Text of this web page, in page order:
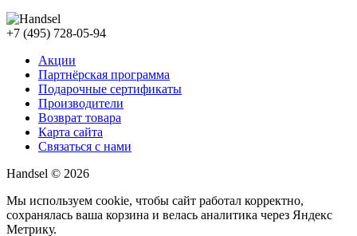
+7 (495) 728-05-94
Акции
Партнёрская программа
Подарочные сертификаты
Производители
Возврат товара
Карта сайта
Связаться с нами
Handsel © 2026
Мы используем cookie, чтобы сайт работал корректно,
сохранялась ваша корзина и велась аналитика через Яндекс
Метрику.